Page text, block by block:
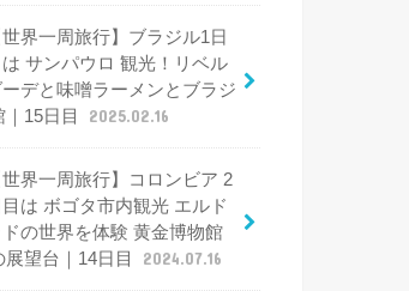
世界一周旅行】ブラジル1日
は サンパウロ 観光！リベル
ーデと味噌ラーメンとブラジ
15日目
2025.02.16
世界一周旅行】コロンビア 2
目は ボゴタ市内観光 エルド
ドの世界を体験 黄金博物館
望台｜14日目
2024.07.16